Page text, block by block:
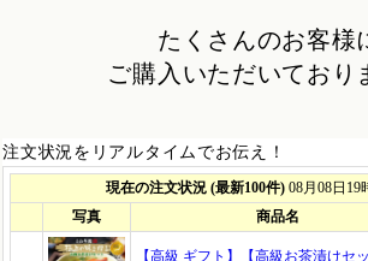
たくさんのお客様
ご購入いただいており
注文状況をリアルタイムでお伝え！